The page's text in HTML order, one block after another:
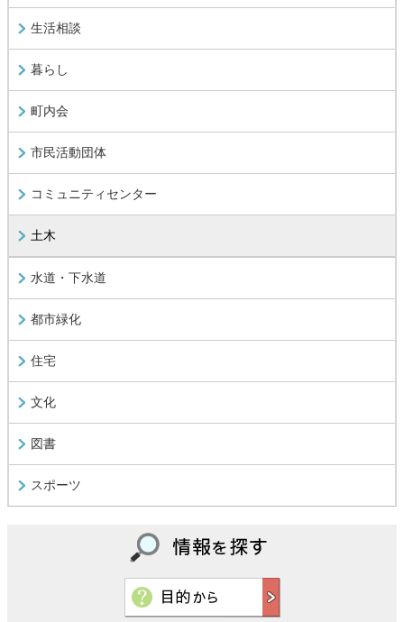
生活相談
暮らし
町内会
市民活動団体
コミュニティセンター
土木
水道・下水道
都市緑化
住宅
文化
図書
スポーツ